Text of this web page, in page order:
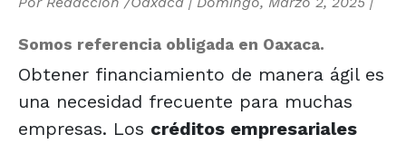
Somos referencia obligada en Oaxaca.
Obtener financiamiento de manera ágil es
una necesidad frecuente para muchas
empresas. Los créditos empresariales